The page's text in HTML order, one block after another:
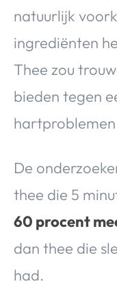
natuurlijk
ingrediënten
Thee zou
bieden tegen
De
thee die 5
60 procent
dan thee die
had.